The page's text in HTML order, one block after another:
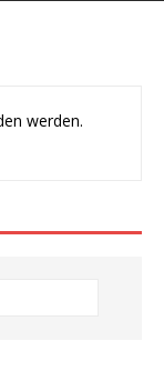
werden.